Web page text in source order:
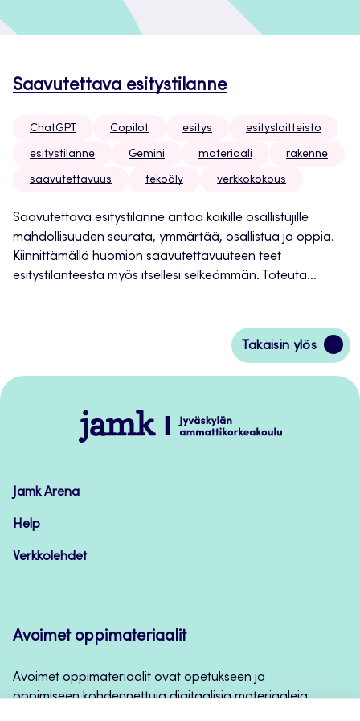
Saavutettava esitystilanne
ChatGPT Copilot esitys esityslaitteisto
esitystilanne Gemini materiaali rakenne
saavutettavuus tekoäly verkkokokous
Saavutettava esitystilanne antaa kaikille osallistujille
mahdollisuuden seurata, ymmärtää, osallistua ja oppia.
Kiinnittämällä huomion saavutettavuuteen teet
esitystilanteesta myös itsellesi selkeämmän. Toteuta...
Takaisin ylös
Siirry
takaisin
Jamk
–
Jamk Arena
Help
Verkkolehdet
Avoimet oppimateriaalit
Avoimet oppimateriaalit ovat opetukseen ja
oppimiseen kohdennettuja digitaalisia materiaaleja,